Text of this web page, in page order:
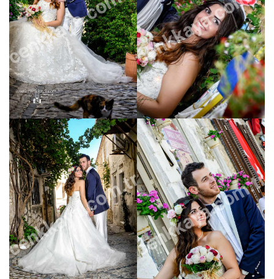
cenkkaya.com.trcenkkaya.com.tr
cenkkaya.com.trcenkkaya.com.tr